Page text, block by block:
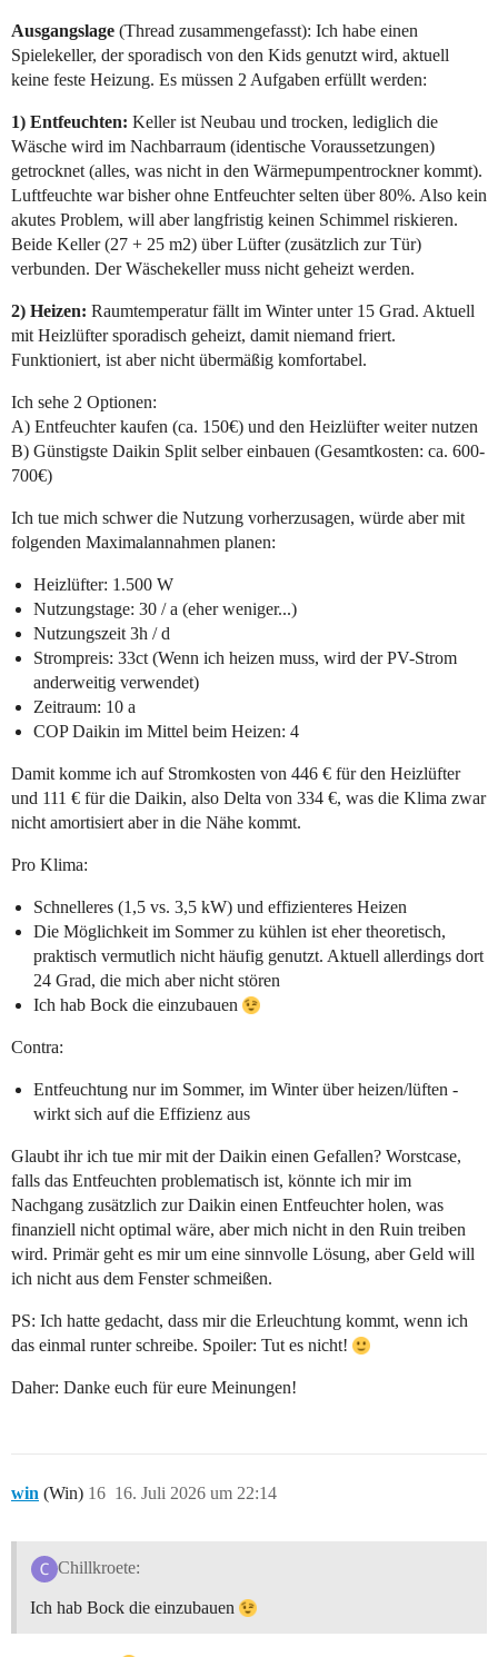
Ausgangslage (Thread zusammengefasst): Ich habe einen
Spielekeller, der sporadisch von den Kids genutzt wird, aktuell
keine feste Heizung. Es müssen 2 Aufgaben erfüllt werden:
1) Entfeuchten: Keller ist Neubau und trocken, lediglich die
Wäsche wird im Nachbarraum (identische Voraussetzungen)
getrocknet (alles, was nicht in den Wärmepumpentrockner kommt).
Luftfeuchte war bisher ohne Entfeuchter selten über 80%. Also kein
akutes Problem, will aber langfristig keinen Schimmel riskieren.
Beide Keller (27 + 25 m2) über Lüfter (zusätzlich zur Tür)
verbunden. Der Wäschekeller muss nicht geheizt werden.
2) Heizen: Raumtemperatur fällt im Winter unter 15 Grad. Aktuell
mit Heizlüfter sporadisch geheizt, damit niemand friert.
Funktioniert, ist aber nicht übermäßig komfortabel.
Ich sehe 2 Optionen:
A) Entfeuchter kaufen (ca. 150€) und den Heizlüfter weiter nutzen
B) Günstigste Daikin Split selber einbauen (Gesamtkosten: ca. 600-
700€)
Ich tue mich schwer die Nutzung vorherzusagen, würde aber mit
folgenden Maximalannahmen planen:
Heizlüfter: 1.500 W
Nutzungstage: 30 / a (eher weniger...)
Nutzungszeit 3h / d
Strompreis: 33ct (Wenn ich heizen muss, wird der PV-Strom
anderweitig verwendet)
Zeitraum: 10 a
COP Daikin im Mittel beim Heizen: 4
Damit komme ich auf Stromkosten von 446 € für den Heizlüfter
und 111 € für die Daikin, also Delta von 334 €, was die Klima zwar
nicht amortisiert aber in die Nähe kommt.
Pro Klima:
Schnelleres (1,5 vs. 3,5 kW) und effizienteres Heizen
Die Möglichkeit im Sommer zu kühlen ist eher theoretisch,
praktisch vermutlich nicht häufig genutzt. Aktuell allerdings dort
24 Grad, die mich aber nicht stören
Ich hab Bock die einzubauen
Contra:
Entfeuchtung nur im Sommer, im Winter über heizen/lüften -
wirkt sich auf die Effizienz aus
Glaubt ihr ich tue mir mit der Daikin einen Gefallen? Worstcase,
falls das Entfeuchten problematisch ist, könnte ich mir im
Nachgang zusätzlich zur Daikin einen Entfeuchter holen, was
finanziell nicht optimal wäre, aber mich nicht in den Ruin treiben
wird. Primär geht es mir um eine sinnvolle Lösung, aber Geld will
ich nicht aus dem Fenster schmeißen.
PS: Ich hatte gedacht, dass mir die Erleuchtung kommt, wenn ich
das einmal runter schreibe. Spoiler: Tut es nicht!
Daher: Danke euch für eure Meinungen!
win (Win) 16. Juli 2026 um 22:14
16
Chillkroete:
Ich hab Bock die einzubauen